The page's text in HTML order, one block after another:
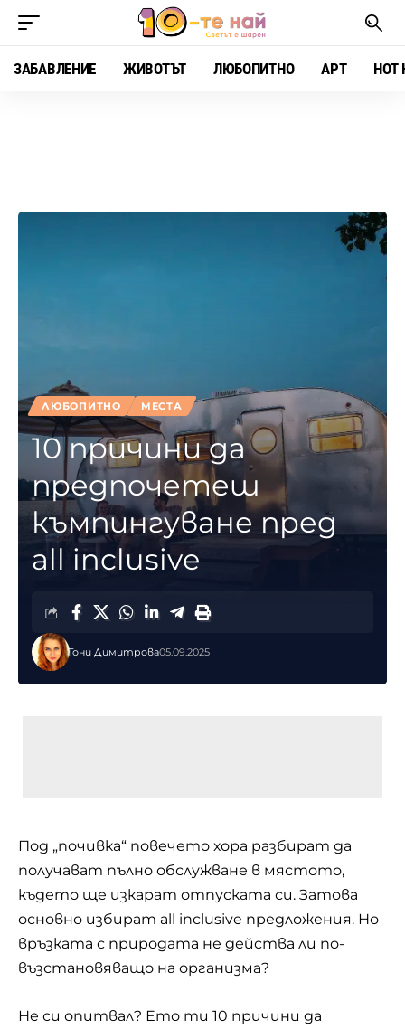
ЗАБАВЛЕНИЕ ЖИВОТЪТ ЛЮБОПИТНО АРТ HOT
ЛЮБОПИТНО МЕСТА
10 причини да
предпочетеш
къмпингуване пред
all inclusive
Тони Димитрова05.09.2025
Под „почивка“ повечето хора разбират да
получават пълно обслужване в мястото,
където ще изкарат отпуската си. Затова
основно избират all inclusive предложения. Но
връзката с природата не действа ли по-
възстановяващо на организма?
Не си опитвал? Ето ти 10 причини да